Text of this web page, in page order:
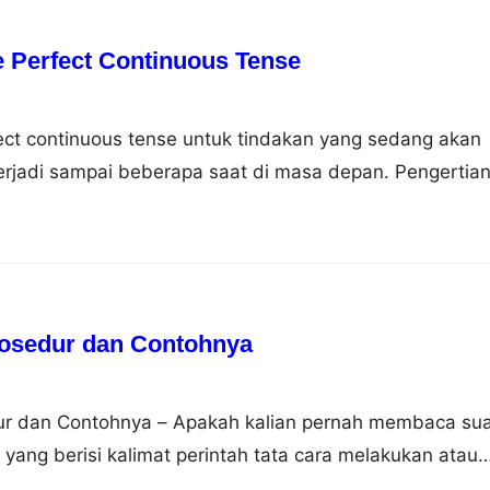
Perfect Continuous Tense
continuous tense untuk tindakan yang sedang akan
sampai beberapa saat di masa depan. Pengertian
Tense Future perfect continuous tense adalah bentuk
mengekspresikan tindakan sedang akan
dan Contohnya
dan Contohnya – Apakah kalian pernah membaca
yang berisi kalimat perintah tata cara melakukan atau